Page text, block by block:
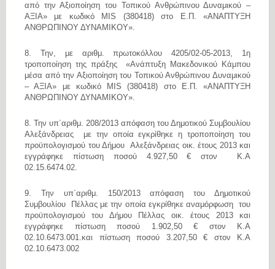
από την Αξιοποίηση του Τοπικού Ανθρώπινου Δυναμικού –
ΑΞΙΑ» με κωδικό
MIS (380418) στο Ε.Π. «ΑΝΑΠΤΥΞΗ
ΑΝΘΡΩΠΙΝΟΥ ΔΥΝΑΜΙΚΟΥ».
8. Την, με αριθμ. πρωτοκόλλου 4205/02-05-2013, 1η
τροποποίηση της πράξης «Ανάπτυξη Μακεδονικού Κάμπου
μέσα από την Αξιοποίηση του Τοπικού Ανθρώπινου Δυναμικού
– ΑΞΙΑ» με κωδικό
MIS (380418) στο Ε.Π. «ΑΝΑΠΤΥΞΗ
ΑΝΘΡΩΠΙΝΟΥ ΔΥΝΑΜΙΚΟΥ».
8. Την υπ΄αριθμ. 208/2013 απόφαση του Δημοτικού Συμβουλίου
Αλεξάνδρειας με την οποία εγκρίθηκε η τροποποίηση του
προϋπολογισμού του Δήμου Αλεξάνδρειας οικ. έτους 2013 και
εγγράφηκε πίστωση ποσού 4.927,50 € στον Κ.Α
02.15.6474.02.
9. Την υπ΄αριθμ. 150/2013 απόφαση του Δημοτικού
Συμβουλίου Πέλλας με την οποία εγκρίθηκε αναμόρφωση
του
προϋπολογισμού του Δήμου Πέλλας οικ. έτους 2013 και
εγγράφηκε πίστωση ποσού 1.902,50 € στον Κ.Α
02.10.6473.001.και πίστωση ποσού 3.207,50 € στον Κ.Α
02.10.6473.002